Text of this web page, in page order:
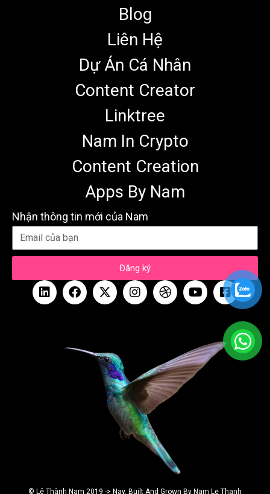
Blog
Liên Hệ
Dự Án Cá Nhân
Content Creator
Linktree
Nam In Crypto
Content Creation
Apps By Nam
Nhận thông tin mới của Nam
Đăng ký
© Lê Thành Nam 2019 -> Nay. Built And Grown By Nam Le Thanh